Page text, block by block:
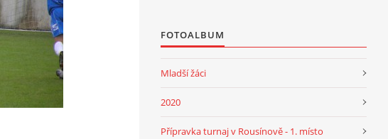
FOTOALBUM
Mladší žáci
2020
Přípravka turnaj v Rousínově - 1. místo